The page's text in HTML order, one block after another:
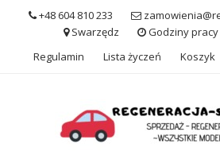
+48 604 810 233
Swarzędz
Godziny pracy
Regulamin
Lista życzeń Koszyk